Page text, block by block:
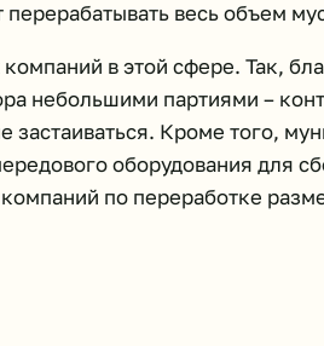
весь объем
в этой сфере. Так,
небольшими партиями –
застаиваться. Кроме того,
оборудования для
по переработке